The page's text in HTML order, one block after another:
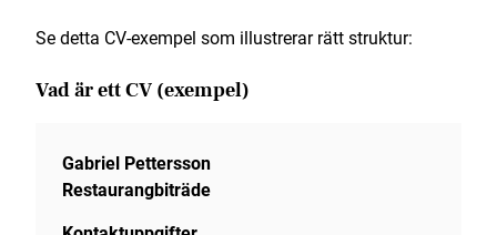
Se detta CV-exempel som illustrerar rätt struktur:
Vad är ett CV (exempel)
Gabriel Pettersson
Restaurangbiträde